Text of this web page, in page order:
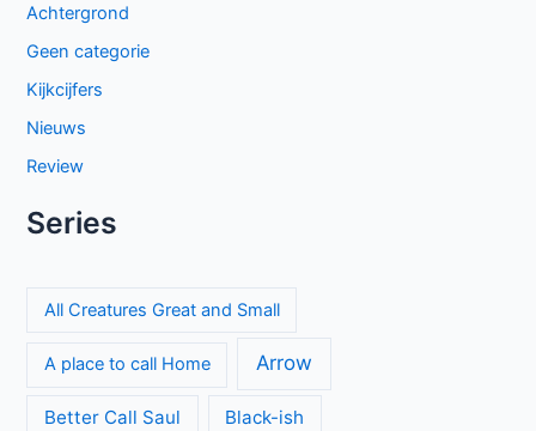
Achtergrond
Geen categorie
Kijkcijfers
Nieuws
Review
Series
All Creatures Great and Small
A place to call Home Arrow
Better Call Saul Black-ish